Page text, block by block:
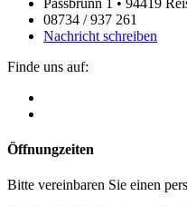
08734 / 937 261
Nachricht schreiben
Finde uns auf:
Öffnungzeiten
Bitte vereinbaren Sie einen